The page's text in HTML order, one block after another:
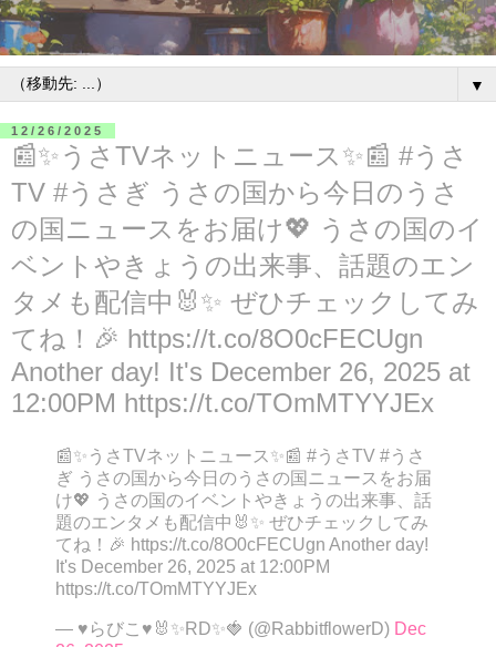
▼
12/26/2025
📰✨うさTVネットニュース✨📰 #うさ
TV #うさぎ うさの国から今日のうさ
の国ニュースをお届け💖 うさの国のイ
ベントやきょうの出来事、話題のエン
タメも配信中🐰✨ ぜひチェックしてみ
てね！🎉 https://t.co/8O0cFECUgn
Another day! It's December 26, 2025 at
12:00PM https://t.co/TOmMTYYJEx
📰✨うさTVネットニュース✨📰 #うさTV #うさ
ぎ うさの国から今日のうさの国ニュースをお届
け💖 うさの国のイベントやきょうの出来事、話
題のエンタメも配信中🐰✨ ぜひチェックしてみ
てね！🎉 https://t.co/8O0cFECUgn Another day!
It's December 26, 2025 at 12:00PM
https://t.co/TOmMTYYJEx
— ♥らびこ♥🐰✨RD✨🍓 (@RabbitflowerD) Dec